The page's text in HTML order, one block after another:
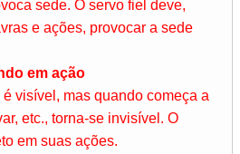
sede. O servo fiel deve,
e ações, provocar a sede
em ação
visível, mas quando começa a
etc., torna-se invisível. O
em suas ações.